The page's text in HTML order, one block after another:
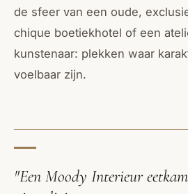
de sfeer van een oude,
chique boetiekhotel of een
kunstenaar: plekken waar
voelbaar zijn.
"Een Moody Interieur